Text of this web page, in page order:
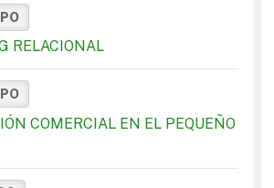
RELACIONAL
COMERCIAL EN EL PEQUEÑO